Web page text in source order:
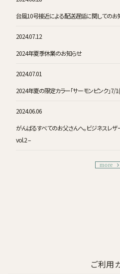
台風10号接近による配送遅延に関してのお
2024.07.12
2024年夏季休業のお知らせ
2024.07.01
2024年夏の限定カラー「サーモンピンク」7/
2024.06.06
がんばるすべてのお父さんへ。ビジネスレザ
vol.2 –
more
ご利用